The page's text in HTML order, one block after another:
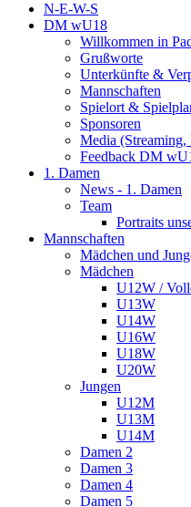
N-E-W-S
DM wU18
Willkommen in
Grußworte
Unterkünfte &
Mannschaften
Spielort &
Sponsoren
Media (Streaming,
Feedback DM
1. Damen
News - 1. Damen
Team
Portraits
Mannschaften
Mädchen und
Mädchen
U12W /
U13W
U14W
U16W
U18W
U20W
Jungen
U12M
U13M
U14M
Damen 2
Damen 3
Damen 4
Damen 5